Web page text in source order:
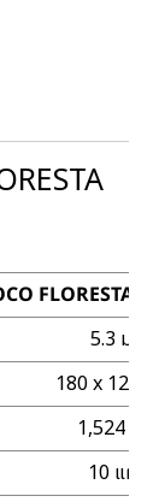
FLORESTA
5.3 มม.
180 x 1220
1,524 บาท
10 แผ่น